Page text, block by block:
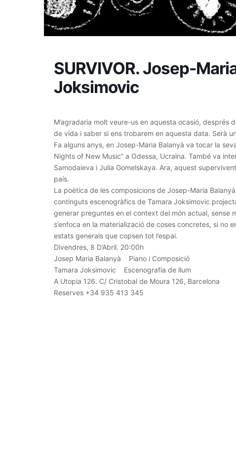
SURVIVOR. Josep-
Joksimovic
M’agradaria molt veure-us en aquesta ocasió, després
de vida i saber si ens trobarem en aquesta data. Serà
Fa alguns anys, en Josep-Maria Balanyà va tocar la
Nights of New Music” a Odessa, Ucraïna. També va
Samodaieva i Julia Gomelskaya. Ara, aquest
país.
La poètica de les composicions de Josep-Maria
continguts escenogràfics de Tamara Joksimovic
generar preguntes en el context del món actual, sense
s’enfoca en la materializació de coses concretes, si no
estats generals que copsen tot l’espai.
Divendres, 8 D’Abril. 20:00h
Josep Maria Balanyà Piano i Composició
Tamara Joksimovic Escenografia de llum
A Utopia 126. C/ Cristobal de Moura 126, Barcelona
Reserves +34 935 413 345